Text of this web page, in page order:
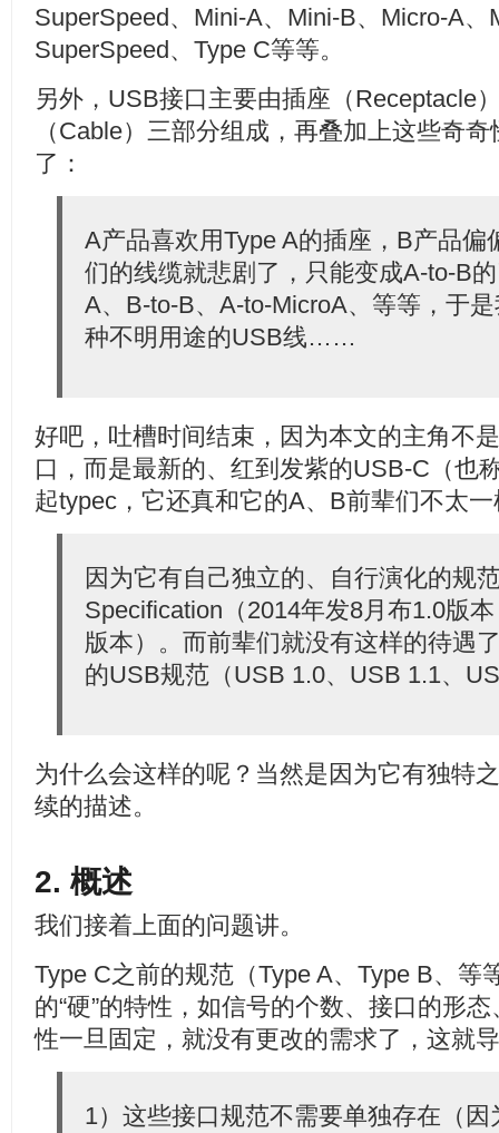
SuperSpeed、Mini-A、Mini-B、Micro-A、
SuperSpeed、Type C等等。
另外，USB接口主要由插座（Receptacle
（Cable）三部分组成，再叠加上这些奇
了：
A产品喜欢用Type A的插座，B产品偏
们的线缆就悲剧了，只能变成A-to-B
A、B-to-B、A-to-MicroA、等等，于
种不明用途的USB线……
好吧，吐槽时间结束，因为本文的主角不
口，而是最新的、红到发紫的USB-C（也
起typec，它还真和它的A、B前辈们不太
因为它有自己独立的、自行演化的规
Specification（2014年发8月布1.0版
版本）。而前辈们就没有这样的待遇
的USB规范（USB 1.0、USB 1.1、
为什么会这样的呢？当然是因为它有独特
续的描述。
2. 概述
我们接着上面的问题讲。
Type C之前的规范（Type A、Type B、等
的“硬”的特性，如信号的个数、接口的形
性一旦固定，就没有更改的需求了，这就
1）这些接口规范不需要单独存在（